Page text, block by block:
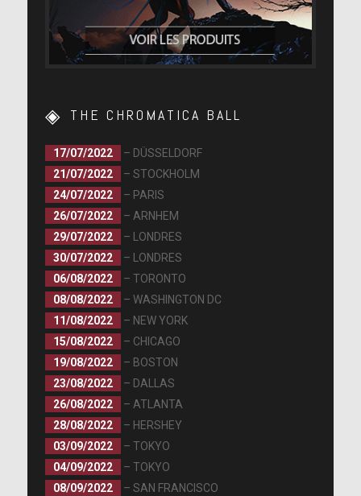
THE CHROMATICA BALL
17/07/2022
– DÜSSELDORF
21/07/2022
– STOCKHOLM
24/07/2022
– PARIS
26/07/2022
– ARNHEM
29/07/2022
– LONDRES
30/07/2022
– LONDRES
06/08/2022
– TORONTO
08/08/2022
– WASHINGTON DC
11/08/2022
– NEW YORK
15/08/2022
– CHICAGO
19/08/2022
– BOSTON
23/08/2022
– DALLAS
26/08/2022
– ATLANTA
28/08/2022
– HERSHEY
03/09/2022
– TOKYO
04/09/2022
– TOKYO
08/09/2022
– SAN FRANCISCO